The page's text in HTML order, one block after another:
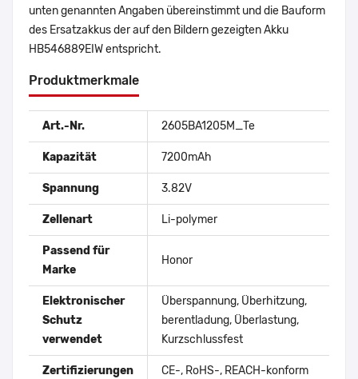
unten genannten Angaben übereinstimmt und die Bauform
des Ersatzakkus der auf den Bildern gezeigten Akku
HB546889EIW entspricht.
Produktmerkmale
Art.-Nr. 2605BA1205M_Te
Kapazität 7200mAh
Spannung 3.82V
Zellenart Li-polymer
Passend für
Marke
Honor
Elektronischer
Schutz
verwendet
Überspannung, Überhitzung,
berentladung, Überlastung,
Kurzschlussfest
Zertifizierungen
CE-, RoHS-, REACH-konform